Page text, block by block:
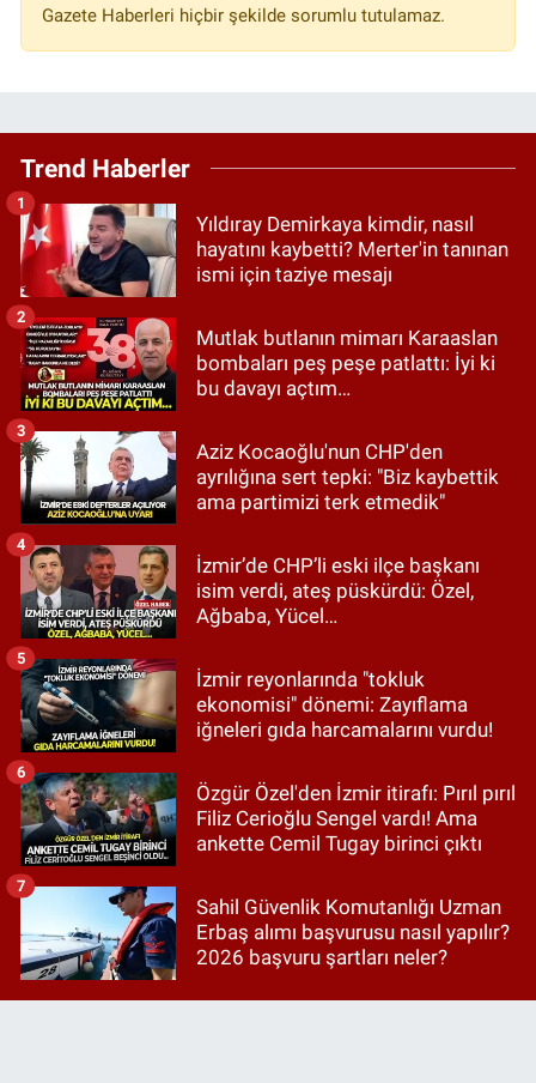
Gazete Haberleri hiçbir şekilde sorumlu tutulamaz.
Trend Haberler
Yıldıray Demirkaya kimdir, nasıl
hayatını kaybetti? Merter'in tanınan
ismi için taziye mesajı
1
Mutlak butlanın mimarı Karaaslan
bombaları peş peşe patlattı: İyi ki
bu davayı açtım…
2
Aziz Kocaoğlu'nun CHP'den
ayrılığına sert tepki: "Biz kaybettik
ama partimizi terk etmedik"
3
İzmir’de CHP’li eski ilçe başkanı
isim verdi, ateş püskürdü: Özel,
Ağbaba, Yücel…
4
İzmir reyonlarında "tokluk
ekonomisi" dönemi: Zayıflama
iğneleri gıda harcamalarını vurdu!
5
Özgür Özel'den İzmir itirafı: Pırıl pırıl
Filiz Cerioğlu Sengel vardı! Ama
ankette Cemil Tugay birinci çıktı
6
Sahil Güvenlik Komutanlığı Uzman
Erbaş alımı başvurusu nasıl yapılır?
2026 başvuru şartları neler?
7